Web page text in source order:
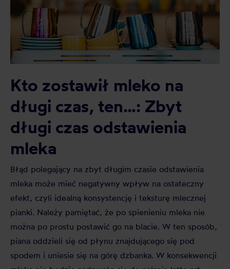
Kto zostawił mleko na
długi czas, ten…: Zbyt
długi czas odstawienia
mleka
Błąd polegający na zbyt długim czasie odstawienia
mleka może mieć negatywny wpływ na ostateczny
efekt, czyli idealną konsystencję i teksturę mlecznej
pianki. Należy pamiętać, że po spienieniu mleka nie
można po prostu postawić go na blacie. W ten sposób,
piana oddzieli się od płynu znajdującego się pod
spodem i uniesie się na górę dzbanka. W konsekwencji